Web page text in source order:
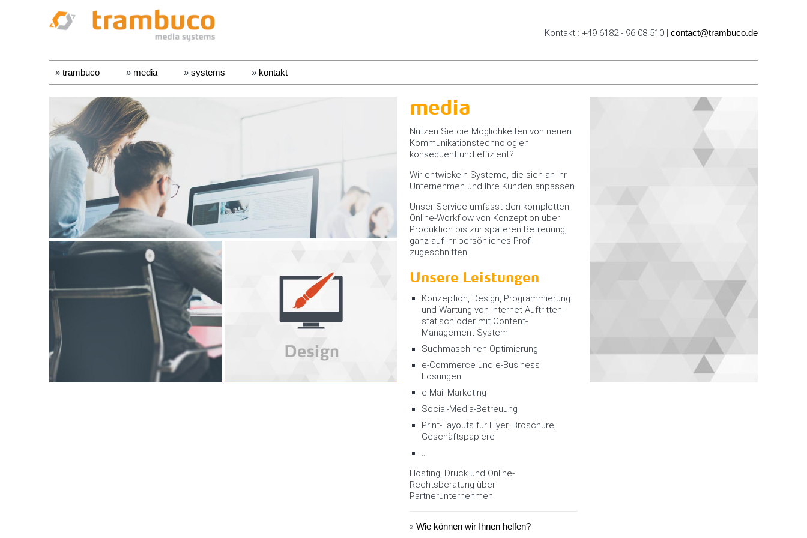
Kontakt : +49 6182 - 96 08 510 | contact@trambuco.de
» trambuco » media » systems » kontakt
media
Nutzen Sie die Möglichkeiten von neuen
Kommunikationstechnologien
konsequent und effizient?
Wir entwickeln Systeme, die sich an Ihr
Unternehmen und Ihre Kunden anpassen.
Unser Service umfasst den kompletten
Online-Workflow von Konzeption über
Produktion bis zur späteren Betreuung,
ganz auf Ihr persönliches Profil
zugeschnitten.
Unsere Leistungen
Konzeption, Design, Programmierung
und Wartung von Internet-Auftritten -
statisch oder mit Content-
Management-System
Suchmaschinen-Optimierung
e-Commerce und e-Business
Lösungen
e-Mail-Marketing
Social-Media-Betreuung
Print-Layouts für Flyer, Broschüre,
Geschäftspapiere
...
Hosting, Druck und Online-
Rechtsberatung über
Partnerunternehmen.
» Wie können wir Ihnen helfen?